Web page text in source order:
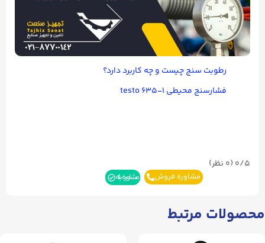
رطوبت سنج چیست و چه کاربرد دارد؟
فشارسنج محیطی testo ۶۳۵-۱
0/5 (۰ نظر)
مشاوره فروش مشاوره بله
محصولات مرتبط